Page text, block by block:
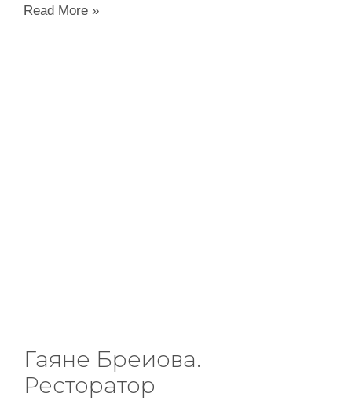
Read More »
Гаяне Бреиова.
Ресторатор